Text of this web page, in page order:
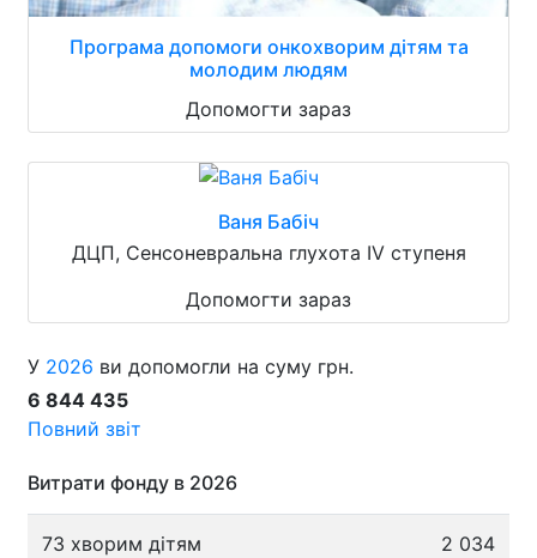
Програма допомоги онкохворим дітям та
молодим людям
Допомогти зараз
Ваня Бабіч
ДЦП, Сенсоневральна глухота IV ступеня
Допомогти зараз
У 2026 ви допомогли на суму грн.
6 844 435
Повний звіт
Витрати фонду в 2026
73 хворим дітям
2 034